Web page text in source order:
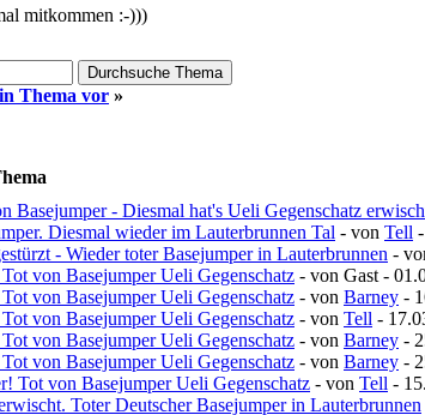
mitkommen :-)))
Thema vor »
Basejumper - Diesmal hat's Ueli Gegenschatz
Diesmal wieder im Lauterbrunnen Tal - von Tell
- Wieder toter Basejumper in Lauterbrunnen -
von Basejumper Ueli Gegenschatz - von Gast -
von Basejumper Ueli Gegenschatz - von Barney -
von Basejumper Ueli Gegenschatz - von Tell -
von Basejumper Ueli Gegenschatz - von Barney -
von Basejumper Ueli Gegenschatz - von Barney -
Tot von Basejumper Ueli Gegenschatz - von Tell -
Toter Deutscher Basejumper in Lauterbrunnen